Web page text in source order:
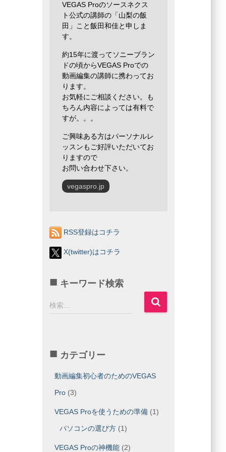
VEGAS Proのソースネクス
ト公式の講師の「山梨の飯
田」こと飯田和佳と申しま
す。
約15年に渡ってソニーブラン
ドの頃からVEGAS Proでの
動画編集の講師に携わってお
ります。
お気軽にご相談ください。も
ちろん内容によっては有料で
すが。。。
ご興味ある方はパーソナルレ
ッスンもご好評いただいてお
りますので
お問い合わせ下さい。
vegaspro.jp
RSS登録はコチラ
X(twitter)はコチラ
キーワード検索
検
索
検索…
カテゴリー
動画編集初心者のためのVEGAS
Pro(3)
VEGAS Proを使うための準備(1)
パソコンの選び方(1)
VEGAS Proの神機能(2)